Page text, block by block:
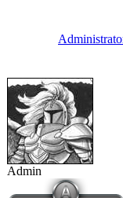
Admin